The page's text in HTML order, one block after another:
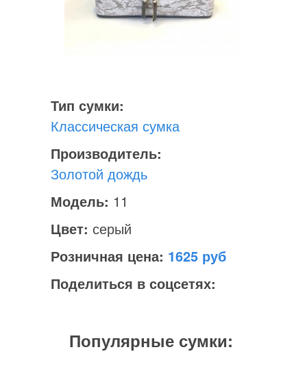
Тип сумки:
Классическая сумка
Производитель:
Золотой дождь
Модель: 11
Цвет: серый
Розничная цена: 1625
Поделиться в соцсетях:
Популярные сумки: